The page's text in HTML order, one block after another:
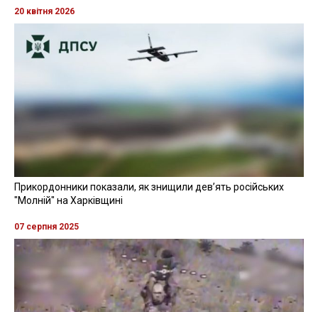
20 квітня 2026
Прикордонники показали, як знищили девʼять російських
"Молній" на Харківщині
07 серпня 2025